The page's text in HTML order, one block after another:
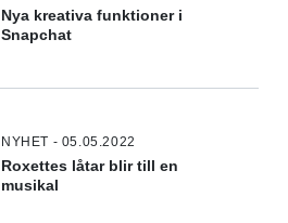
Nya kreativa funktioner i
Snapchat
NYHET - 05.05.2022
Roxettes låtar blir till en
musikal